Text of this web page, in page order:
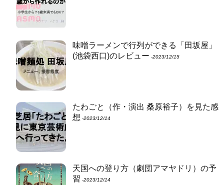
味噌ラーメンで行列ができる「田坂屋」
(池袋西口)のレビュー ‐2023/12/15
たわごと（作・演出 桑原裕子）を見た感
想 ‐2023/12/14
天国への登り方（劇団アマヤドリ）の予
習 ‐2023/12/14